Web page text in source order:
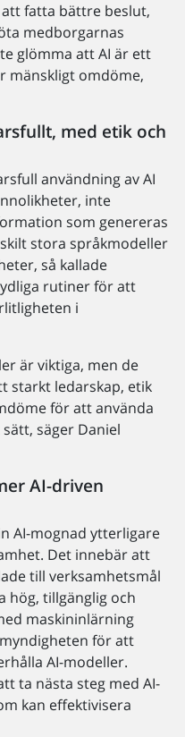
fatta bättre beslut,
medborgarnas
glömma att AI är ett
mänskligt omdöme,
med etik och
användning av AI
inte
som genereras
stora språkmodeller
så kallade
rutiner för att
i
är viktiga, men de
starkt ledarskap, etik
för att använda
säger Daniel
AI-driven
AI-mognad ytterligare
Det innebär att
till verksamhetsmål
hög, tillgänglig och
maskininlärning
för att
AI-modeller.
ta nästa steg med AI-
kan effektivisera